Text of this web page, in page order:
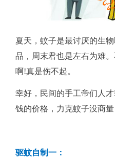
的
蚊
夏天，蚊子是最讨厌的生
品，周末君也是左右为难
啊!真是伤不起。
幸好，民间的手工帝们人
钱的价格，力克蚊子没商量
驱蚊自制一：